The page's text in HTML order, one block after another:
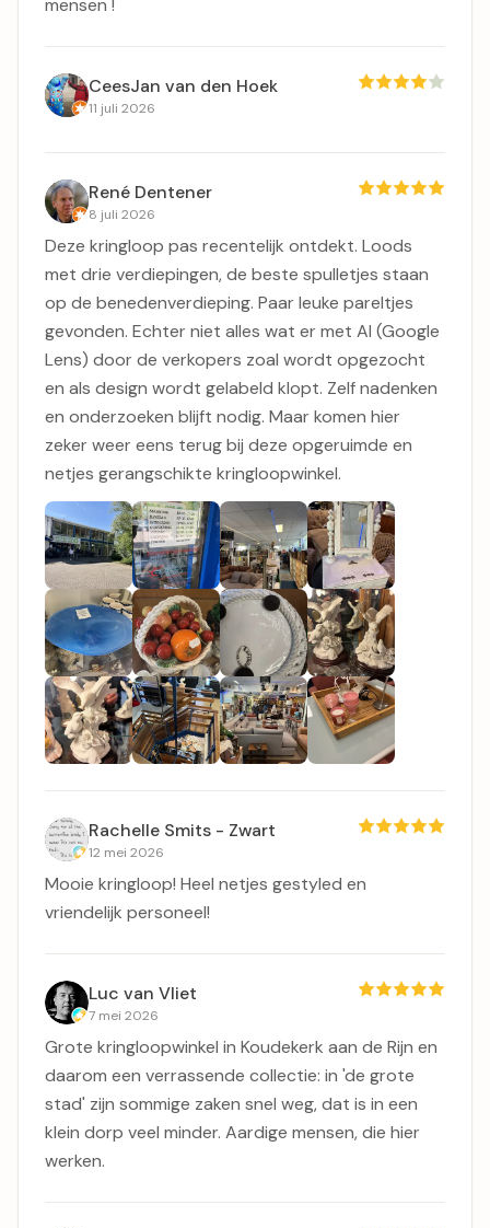
CeesJan van den Hoek
11 juli 2026
René Dentener
8 juli 2026
Deze kringloop pas recentelijk ontdekt. Loods
met drie verdiepingen, de beste spulletjes staan
op de benedenverdieping. Paar leuke pareltjes
gevonden. Echter niet alles wat er met AI (Google
Lens) door de verkopers zoal wordt opgezocht
en als design wordt gelabeld klopt. Zelf nadenken
en onderzoeken blijft nodig. Maar komen hier
zeker weer eens terug bij deze opgeruimde en
netjes gerangschikte kringloopwinkel.
Rachelle Smits - Zwart
12 mei 2026
Mooie kringloop! Heel netjes gestyled en
vriendelijk personeel!
Luc van Vliet
7 mei 2026
Grote kringloopwinkel in Koudekerk aan de Rijn en
daarom een verrassende collectie: in 'de grote
stad' zijn sommige zaken snel weg, dat is in een
klein dorp veel minder. Aardige mensen, die hier
werken.